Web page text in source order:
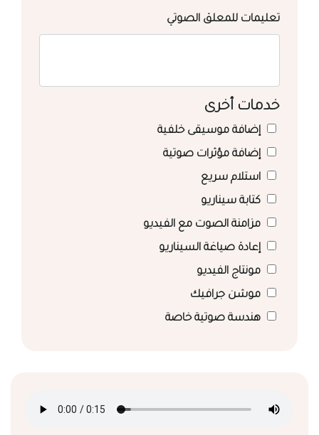
تعليمات للمعلق الصوتي
خدمات أخرى
إضافة موسيقى خلفية
إضافة مؤثرات صوتية
استلام سريع
كتابة سيناريو
مزامنة الصوت مع الفيديو
إعادة صياغة السيناريو
مونتاج الفيديو
موشن جرافيك
هندسة صوتية خاصة